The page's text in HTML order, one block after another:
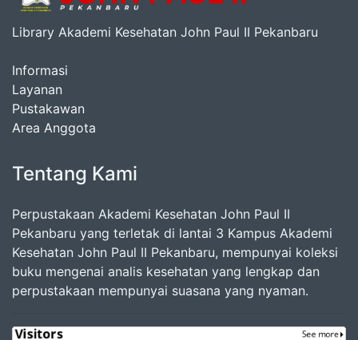
Library Akademi Kesehatan John Paul II Pekanbaru
Informasi
Layanan
Pustakawan
Area Anggota
Tentang Kami
Perpustakaan Akademi Kesehatan John Paul II
Pekanbaru yang terletak di lantai 3 Kampus Akademi
Kesehatan John Paul II Pekanbaru, mempunyai koleksi
buku mengenai analis kesehatan yang lengkap dan
perpustakaan mempunyai suasana yang nyaman.